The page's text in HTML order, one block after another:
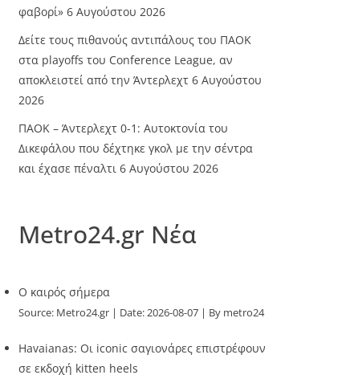
φαβορί» 6 Αυγούστου 2026
Δείτε τους πιθανούς αντιπάλους του ΠΑΟΚ
στα playoffs του Conference League, αν
αποκλειστεί από την Άντερλεχτ 6 Αυγούστου
2026
ΠΑΟΚ – Άντερλεχτ 0-1: Αυτοκτονία του
Δικεφάλου που δέχτηκε γκολ με την σέντρα
και έχασε πέναλτι 6 Αυγούστου 2026
Metro24.gr Νέα
O καιρός σήμερα
Source: Metro24.gr Date: 2026-08-07 By metro24
Havaianas: Οι iconic σαγιονάρες επιστρέφουν
σε εκδοχή kitten heels